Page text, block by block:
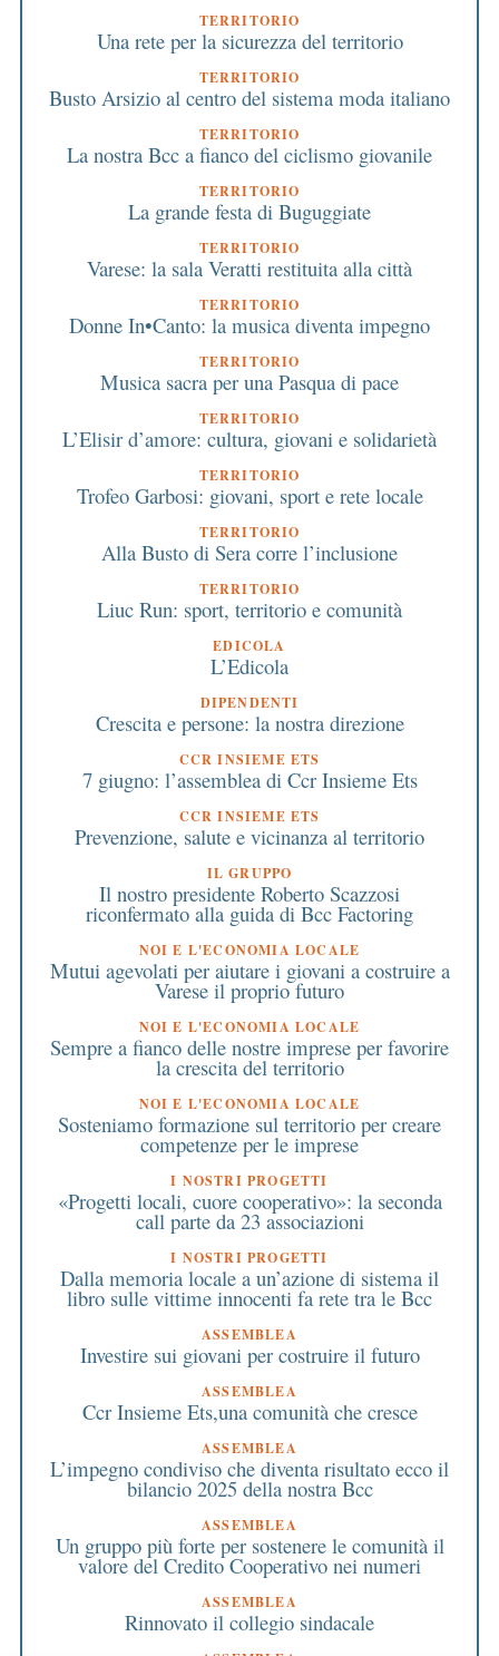
TERRITORIO
Una rete per la sicurezza del territorio
TERRITORIO
Busto Arsizio al centro del sistema moda italiano
TERRITORIO
La nostra Bcc a fianco del ciclismo giovanile
TERRITORIO
La grande festa di Buguggiate
TERRITORIO
Varese: la sala Veratti restituita alla città
TERRITORIO
Donne In•Canto: la musica diventa impegno
TERRITORIO
Musica sacra per una Pasqua di pace
TERRITORIO
L’Elisir d’amore: cultura, giovani e solidarietà
TERRITORIO
Trofeo Garbosi: giovani, sport e rete locale
TERRITORIO
Alla Busto di Sera corre l’inclusione
TERRITORIO
Liuc Run: sport, territorio e comunità
EDICOLA
L’Edicola
DIPENDENTI
Crescita e persone: la nostra direzione
CCR INSIEME ETS
7 giugno: l’assemblea di Ccr Insieme Ets
CCR INSIEME ETS
Prevenzione, salute e vicinanza al territorio
IL GRUPPO
Il nostro presidente Roberto Scazzosi
riconfermato alla guida di Bcc Factoring
NOI E L'ECONOMIA LOCALE
Mutui agevolati per aiutare i giovani a costruire a
Varese il proprio futuro
NOI E L'ECONOMIA LOCALE
Sempre a fianco delle nostre imprese per favorire
la crescita del territorio
NOI E L'ECONOMIA LOCALE
Sosteniamo formazione sul territorio per creare
competenze per le imprese
I NOSTRI PROGETTI
«Progetti locali, cuore cooperativo»: la seconda
call parte da 23 associazioni
I NOSTRI PROGETTI
Dalla memoria locale a un’azione di sistema il
libro sulle vittime innocenti fa rete tra le Bcc
ASSEMBLEA
Investire sui giovani per costruire il futuro
ASSEMBLEA
Ccr Insieme Ets,una comunità che cresce
ASSEMBLEA
L’impegno condiviso che diventa risultato ecco il
bilancio 2025 della nostra Bcc
ASSEMBLEA
Un gruppo più forte per sostenere le comunità il
valore del Credito Cooperativo nei numeri
ASSEMBLEA
Rinnovato il collegio sindacale